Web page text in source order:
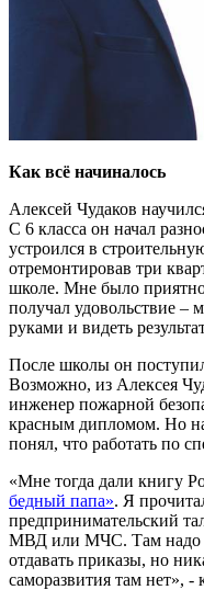
Как всё начиналось
Алексей Чудаков
С 6 класса он начал
устроился в
отремонтировав три
школе. Мне было
получал удовольствие –
руками и видеть
После школы он
Возможно, из Алексея
инженер пожарной
красным дипломом. Но
понял, что работать по
«Мне тогда дали книгу
бедный папа». Я
предпринимательский
МВД или МЧС. Там надо
отдавать приказы, но
саморазвития там нет», -